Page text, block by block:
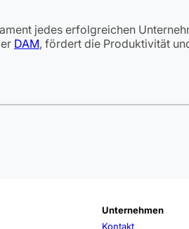
jedes erfolgreichen
DAM, fördert die Produktivität
Unternehmen
Kontakt